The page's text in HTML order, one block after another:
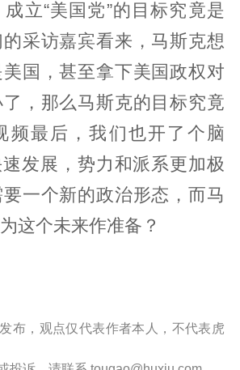
立“美国党”的目标究竟是
采访嘉宾看来，马斯克想
国，甚至拿下美国政权对
，那么马斯克的目标究竟
频最后，我们也开了个脑
发展，势力和派系更加极
一个新的政治形态，而马
这个未来作准备？
布，观点仅代表作者本人，不代表虎